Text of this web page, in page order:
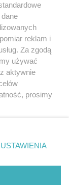
konkursów
"Hej
Jest piątek!"
reklam i
Za zgodą
używać
aktywnie
prosimy
rogu strony
wymagają
USTAWIENIA